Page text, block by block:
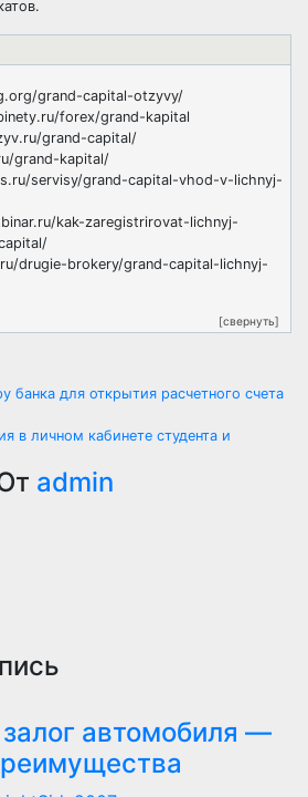
grand-capital-otzyvy/
forex/grand-kapital
grand-capital/
grand-kapital/
servisy/grand-capital-vhod-v-lichnyj-
kak-zaregistrirovat-lichnyj-
drugie-brokery/grand-capital-lichnyj-
[свернуть]
банка для открытия расчетного счета
в личном кабинете студента и
admin
автомобиля —